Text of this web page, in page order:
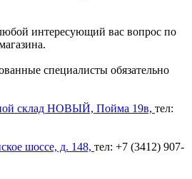
интересующий вас вопрос по
специалисты обязательно
склад НОВЫЙ, Пойма 19в, тел:
шоссе, д. 148, тел: +7 (3412) 907-